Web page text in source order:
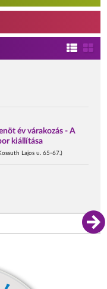
év várakozás - A
kiállítása
Lajos u. 65-67.)